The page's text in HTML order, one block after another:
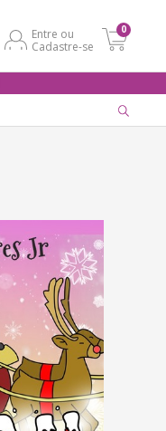
Entre ou
Cadastre-se
0